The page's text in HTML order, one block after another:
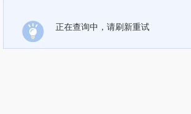
正在查询中，请刷新重试